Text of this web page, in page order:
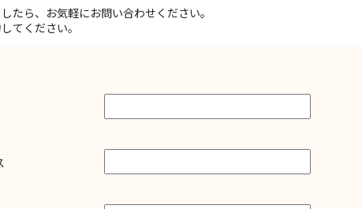
たら、お気軽にお問い合わせください。
てください。